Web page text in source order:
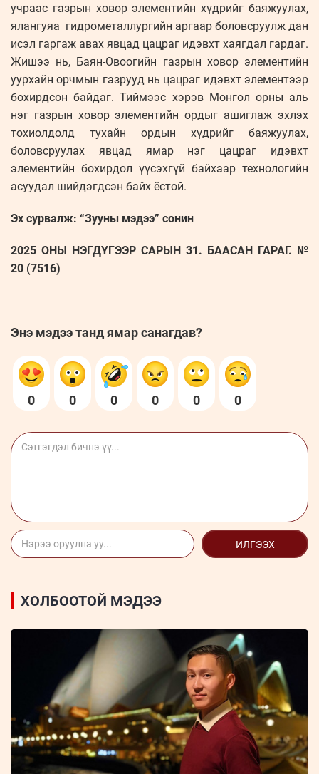
учраас газрын ховор элементийн хүдрийг баяжуулах,
ялангуяа гидрометаллургийн аргаар боловсруулж дан
исэл гаргаж авах явцад цацраг идэвхт хаягдал гардаг.
Жишээ нь, Баян-Овоогийн газрын ховор элементийн
уурхайн орчмын газрууд нь цацраг идэвхт элементээр
бохирдсон байдаг. Тиймээс хэрэв Монгол орны аль
нэг газрын ховор элементийн ордыг ашиглаж эхлэх
тохиолдолд тухайн ордын хүдрийг баяжуулах,
боловсруулах явцад ямар нэг цацраг идэвхт
элементийн бохирдол үүсэхгүй байхаар технологийн
асуудал шийдэгдсэн байх ёстой.
Эх сурвалж: “Зууны мэдээ” сонин
2025 ОНЫ НЭГДҮГЭЭР САРЫН 31. БААСАН ГАРАГ. №
20 (7516)
Энэ мэдээ танд ямар санагдав?
0 0 0 0 0 0
ИЛГЭЭХ
ХОЛБООТОЙ МЭДЭЭ